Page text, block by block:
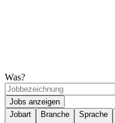
Was?
Jobs anzeigen
Jobart
Branche Sprache